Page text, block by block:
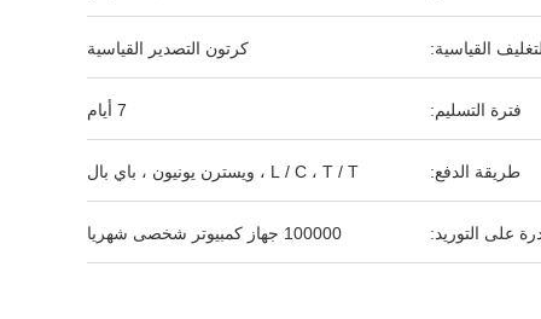
القياسية: كرتون التصدير القياسية
فترة التسليم: 7 أيام
طريقة الدفع: L / C ، T / T ، ويسترن يونيون ، باي بال
على التوريد: 100000 جهاز كمبيوتر شخصى شهريا